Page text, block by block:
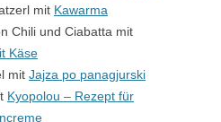
mit Kawarma
Chili und Ciabatta mit
Käse
mit Jajza po panagjurski
Kyopolou – Rezept für